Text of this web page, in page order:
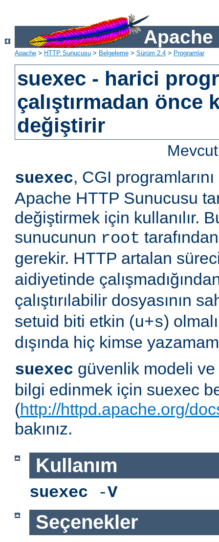
Apache
Apache > HTTP Sunucusu > Belgeleme > Sürüm 2.4 > Programlar
suexec - harici
çalıştırmadan önce
değiştirir
suexec, CGI
Apache HTTP Sunucusu
değiştirmek için kullanılır.
sunucunun root
gerekir. HTTP artalan
aidiyetinde
çalıştırılabilir dosyasının
setuid biti etkin (u+s)
dışında hiç kimse
suexec güvenlik modeli
bilgi edinmek için suexec
(http://httpd.apache.org/
bakınız.
Kullanım
suexec -V
Seçenekler